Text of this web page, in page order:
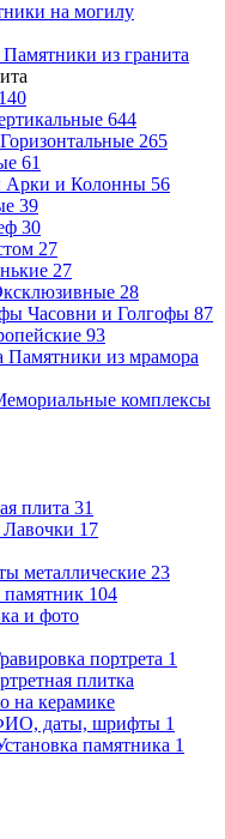
на могилу
Памятники из гранита
140
644
Горизонтальные 265
61
Арки и Колонны 56
39
30
27
27
28
Часовни и Голгофы 87
93
Памятники из мрамора
комплексы
плита 31
17
металлические 23
памятник 104
и фото
портрета 1
плитка
на керамике
даты, шрифты 1
памятника 1